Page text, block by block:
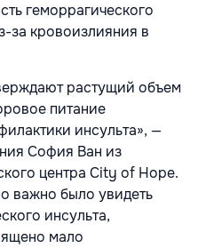
геморрагического
за кровоизлияния в
растущий объем
питание
инсульта», —
София Ван из
центра City of Hope.
важно было увидеть
инсульта,
мало